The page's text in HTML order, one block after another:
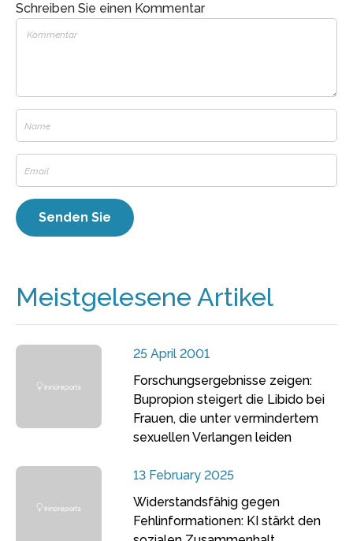
Schreiben Sie einen Kommentar
Meistgelesene Artikel
25 April 2001
Forschungsergebnisse zeigen:
Bupropion steigert die Libido bei
Frauen, die unter vermindertem
sexuellen Verlangen leiden
13 February 2025
Widerstandsfähig gegen
Fehlinformationen: KI stärkt den